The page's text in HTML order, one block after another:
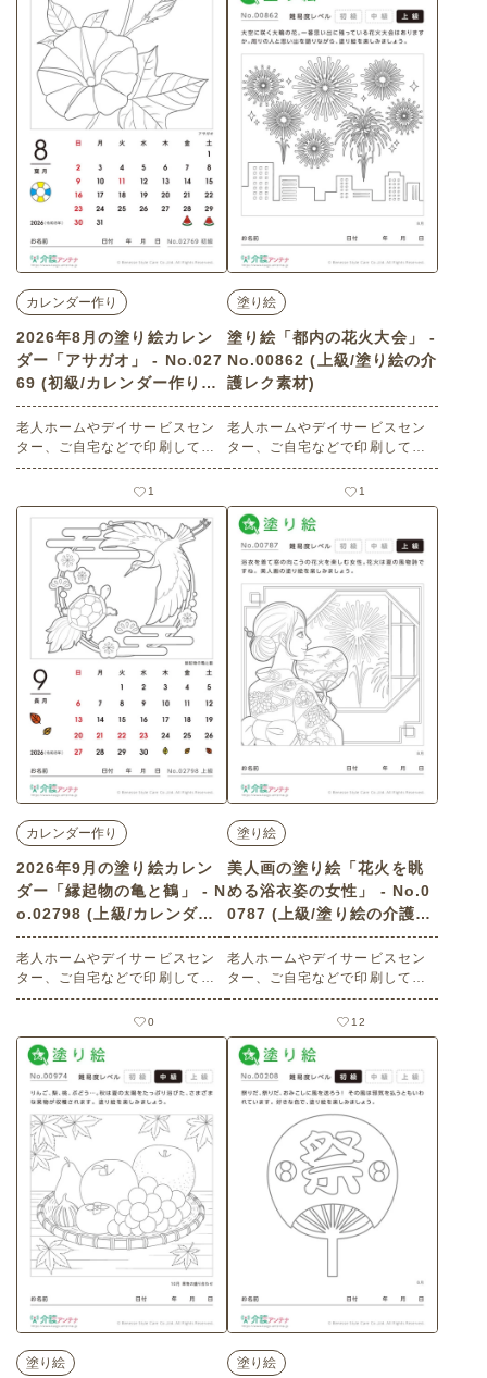
級）です。 関連キーワード：観
賞魚・水槽・魚・癒し・水辺生
月・葉月・August・夏祭り・金
魚すくい
カレンダー作り
2026年8月の塗り絵カレン
ダー「アサガオ」 - No.027
69 (初級/カレンダー作りの
介護レク素材)
老人ホームやデイサービスセン
ター、ご自宅などで印刷してお
使いいただける無料の高齢者向
け介護レク素材 2026年8月の塗
り絵カレンダー「アサガオ」
（カレンダー作り・初級）で
す。 関連キーワード：朝顔・あ
さがお・つる植物・園芸・花素
材・植物・庭
1
塗り絵
塗り絵「都内の花火大会」 -
No.00862 (上級/塗り絵の介
護レク素材)
老人ホームやデイサービスセン
ター、ご自宅などで印刷してお
使いいただける無料の高齢者向
け介護レク素材 塗り絵「都内の
花火大会」（塗り絵・上級）で
す。 関連キーワード：八月・葉
月・August・夜空・打ち上げ
1
カレンダー作り
2026年9月の塗り絵カレン
ダー「縁起物の亀と鶴」 - N
o.02798 (上級/カレンダー
作りの介護レク素材)
老人ホームやデイサービスセン
ター、ご自宅などで印刷してお
使いいただける無料の高齢者向
け介護レク素材 2026年9月の塗
り絵カレンダー「縁起物の亀と
鶴」（カレンダー作り・上級）
です。 関連キーワード：蓑亀・
梅・松・吉祥文様・長寿・和
柄・瑞祥・祝い事・慶び
0
塗り絵
美人画の塗り絵「花火を眺
める浴衣姿の女性」 - No.0
0787 (上級/塗り絵の介護レ
ク素材)
老人ホームやデイサービスセン
ター、ご自宅などで印刷してお
使いいただける無料の高齢者向
け介護レク素材 美人画の塗り絵
「花火を眺める浴衣姿の女性」
（塗り絵・上級）です。 関連キ
ーワード：８月・八月・葉月・
和装
12
塗り絵 塗り絵